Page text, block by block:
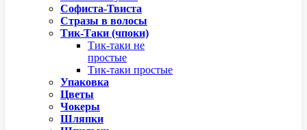
Софиста-Твиста
Стразы в волосы
Тик-Таки (чпоки)
Тик-таки не
простые
Тик-таки простые
Упаковка
Цветы
Чокеры
Шляпки